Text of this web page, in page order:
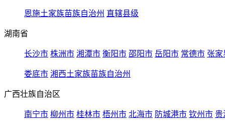
恩施土家族苗族自治州 直辖县级
湖南省
长沙市 株洲市 湘潭市 衡阳市 邵阳市 岳阳市 常德市 张家
娄底市 湘西土家族苗族自治州
广西壮族自治区
南宁市 柳州市 桂林市 梧州市 北海市 防城港市 钦州市 贵